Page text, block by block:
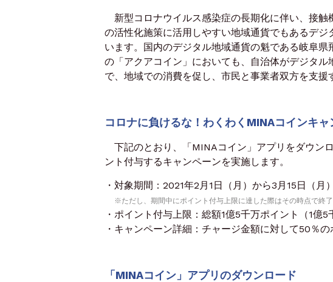
新型コロナウイルス感染症の長期化に伴い、接
の活性化施策に活用しやすい地域通貨でもあるデ
います。国内のデジタル地域通貨の魁である岐阜
の「アクアコイン」においても、自治体がデジタ
で、地域での消費を促し、市民と事業者双方を支援
コロナに負けるな！わくわくMINAコインキャ
下記のとおり、「MINAコイン」アプリをダウン
ント付与するキャンペーンを実施します。
・対象期間：2021年2月1日（月）から3月15日（月
※ただし、期間中にポイント付与上限に達した際はその時点で終了
・ポイント付与上限：総額1億5千万ポイント（1億
・キャンペーン詳細：チャージ金額に対して50％
「MINAコイン」アプリのダウンロード